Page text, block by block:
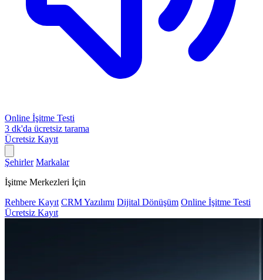
Online İşitme Testi
3 dk'da ücretsiz tarama
Ücretsiz Kayıt
Şehirler Markalar
İşitme Merkezleri İçin
Rehbere Kayıt CRM Yazılımı Dijital Dönüşüm Online İşitme Testi
Ücretsiz Kayıt